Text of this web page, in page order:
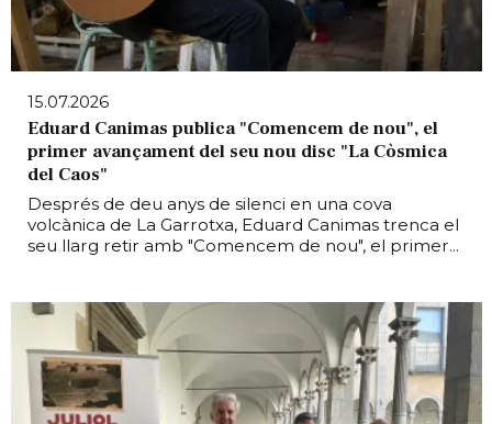
15.07.2026
Eduard Canimas publica "Comencem de nou", el
primer avançament del seu nou disc "La Còsmica
del Caos"
Després de deu anys de silenci en una cova
volcànica de La Garrotxa, Eduard Canimas trenca el
seu llarg retir amb "Comencem de nou", el primer...